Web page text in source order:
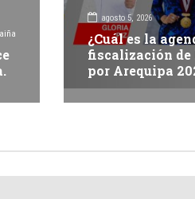
agosto 5, 2026
¿Cuál es la
fiscalización de
por Arequipa